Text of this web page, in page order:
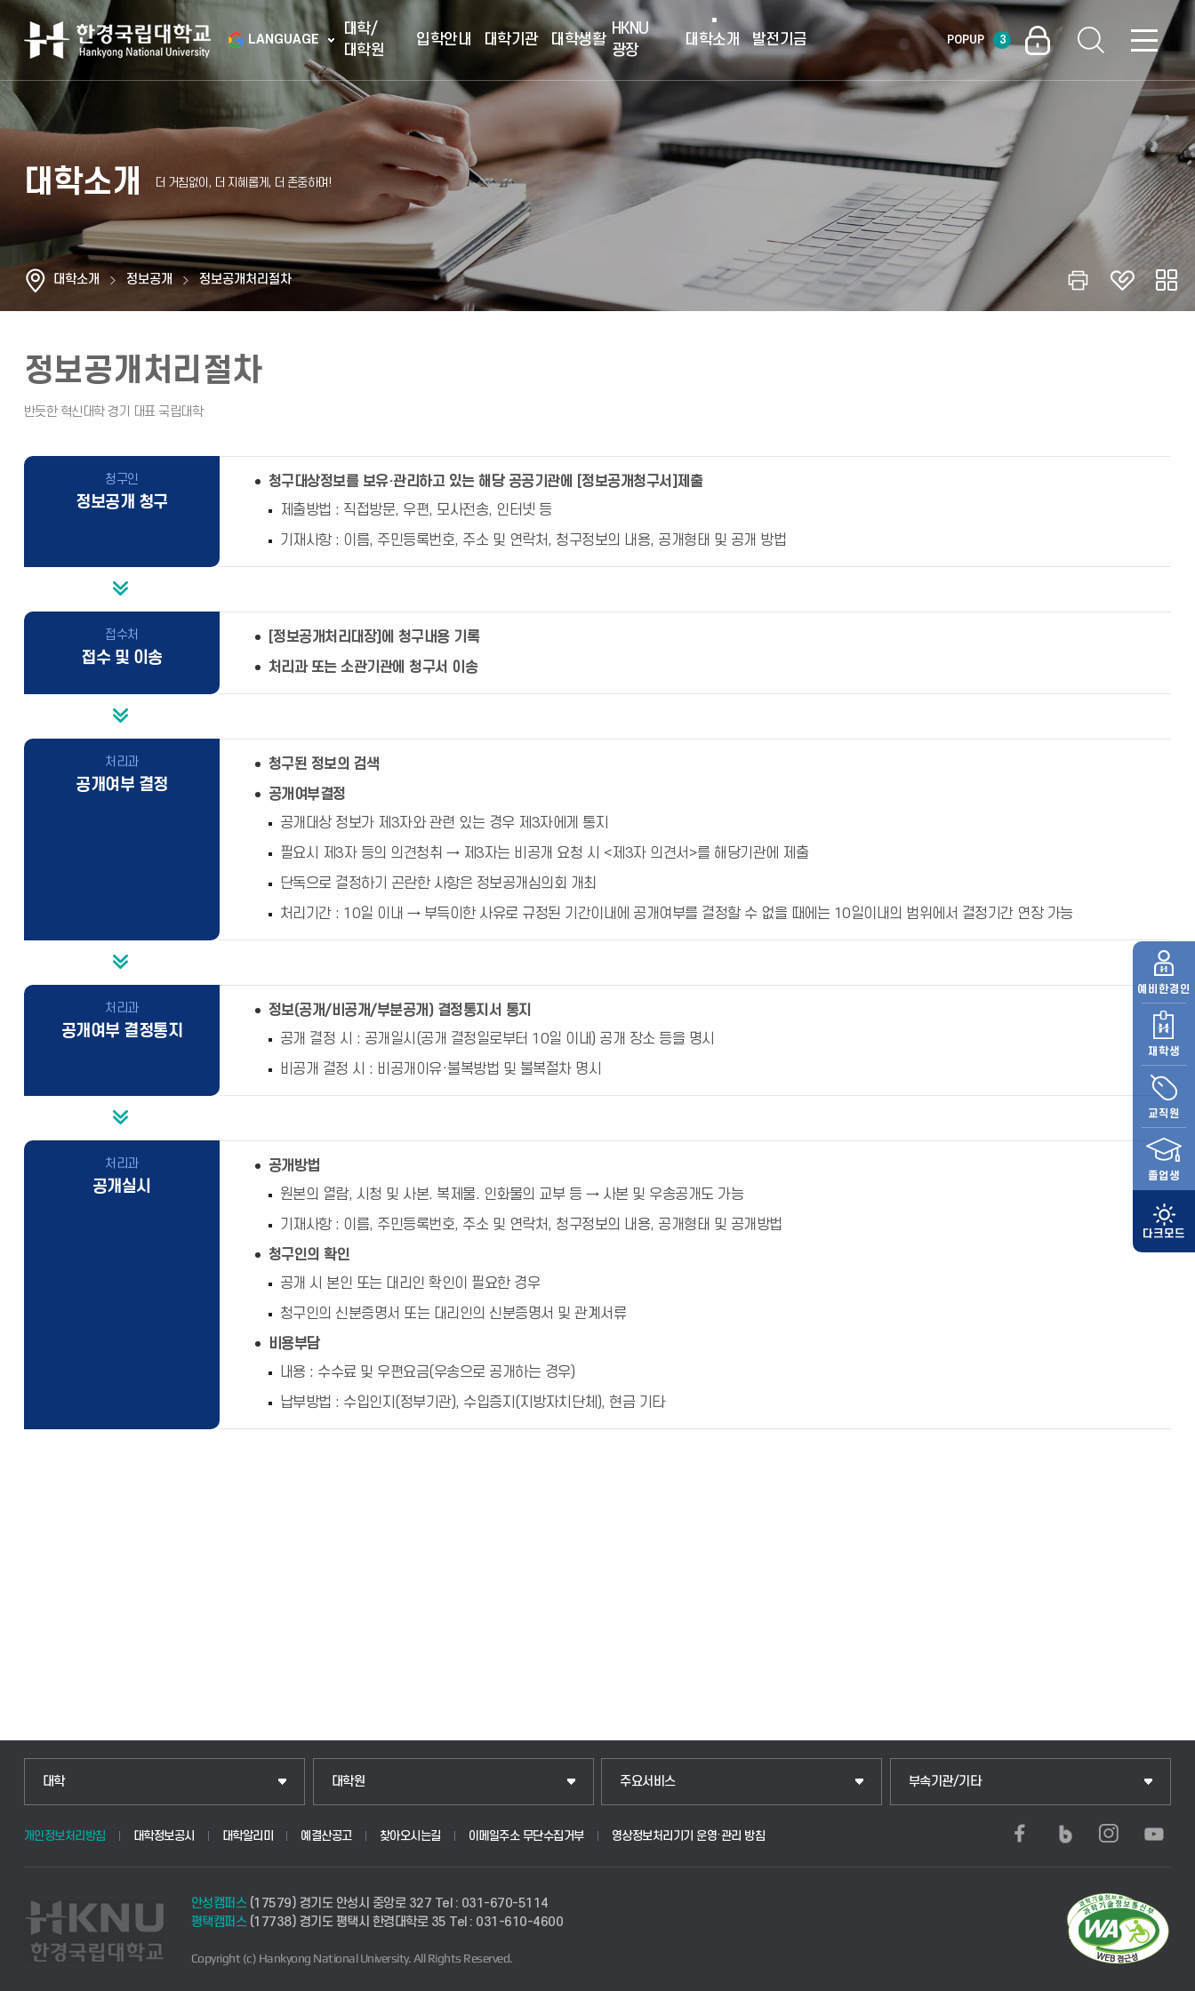
LANGUAGE
대학/
대학원
입학안내 대학기관 대학생활
HKNU
광장
대학소개 발전기금 POPUP 3
예비 한경인
재학생
교직원
졸업생
대학소개
대학소개 정보공개 정보공개처리절차
정보공개처리절차
청구인
정보공개 청구
청구대상정보를 보유·관리하고 있는 해당 공공기관에 [정보공개청구서]제출
제출방법 : 직접방문, 우편, 모사전송, 인터넷 등
기재사항 : 이름, 주민등록번호, 주소 및 연락처, 청구정보의 내용, 공개형태 및 공개 방법
접수처
접수 및 이송
[정보공개처리대장]에 청구내용 기록
처리과 또는 소관기관에 청구서 이송
처리과
공개여부 결정
청구된 정보의 검색
공개여부결정
공개대상 정보가 제3자와 관련 있는 경우 제3자에게 통지
필요시 제3자 등의 의견청취 → 제3자는 비공개 요청 시 <제3자 의견서>를 해당기관에 제출
단독으로 결정하기 곤란한 사항은 정보공개심의회 개최
처리기간 : 10일 이내 → 부득이한 사유로 규정된 기간이내에 공개여부를 결정할 수 없을 때에는 10일이내의 범위에서 결정기간 연장 가능
처리과
공개여부 결정통지
정보(공개/비공개/부분공개) 결정통지서 통지
공개 결정 시 : 공개일시(공개 결정일로부터 10일 이내) 공개 장소 등을 명시
비공개 결정 시 : 비공개이유·불복방법 및 불복절차 명시
처리과
공개실시
공개방법
원본의 열람, 시청 및 사본. 복제물. 인화물의 교부 등 → 사본 및 우송공개도 가능
기재사항 : 이름, 주민등록번호, 주소 및 연락처, 청구정보의 내용, 공개형태 및 공개방법
청구인의 확인
공개 시 본인 또는 대리인 확인이 필요한 경우
청구인의 신분증명서 또는 대리인의 신분증명서 및 관계서류
비용부담
내용 : 수수료 및 우편요금(우송으로 공개하는 경우)
납부방법 : 수입인지(정부기관), 수입증지(지방자치단체), 현금 기타
대학 대학원 주요서비스 부속기관/기타
개인정보처리방침 대학정보공시 대학알리미 예결산공고 찾아오시는길 이메일주소 무단수집거부 영상정보처리기기 운영·관리 방침
안성캠퍼스(17579) 경기도 안성시 중앙로 327 Tel : 031-670-5114
평택캠퍼스(17738) 경기도 평택시 한경대학로 35 Tel : 031-610-4600
Copyright (c) Hankyong National University. All Rights Reserved.